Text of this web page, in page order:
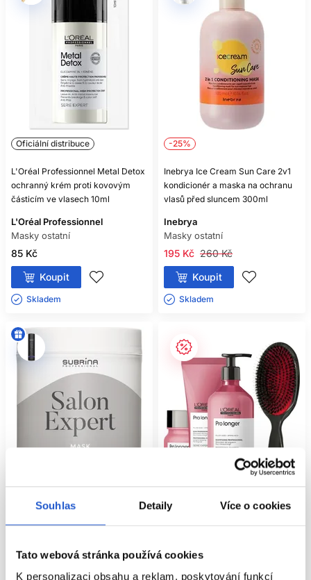
Souhlas Detaily Více o cookies
Tato webová stránka používá cookies
K personalizaci obsahu a reklam, poskytování funkcí
Oficiální distribuce
L'Oréal Professionnel Metal Detox
ochranný krém proti kovovým
částicím ve vlasech 10ml
L'Oréal Professionnel
Masky ostatní
85 Kč
Koupit
Skladem ㅤ
-25%
Inebrya Ice Cream Sun Care 2v1
kondicionér a maska ​​na ochranu
vlasů před sluncem 300ml
Inebrya
Masky ostatní
260 Kč
195 Kč
Koupit
Skladem ㅤ
Oficiální distribuce
maska na všechny typy vlasů
1000ml
L'Oréal Professionnel Pro Longer
200ml + maska 250ml + kartáč